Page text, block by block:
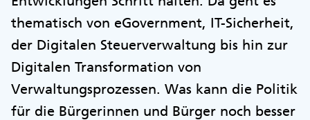
thematisch von eGovernment, IT-Sicherheit,
der Digitalen Steuerverwaltung bis hin zur
Digitalen Transformation von
Verwaltungsprozessen. Was kann die Politik
für die Bürgerinnen und Bürger noch besser